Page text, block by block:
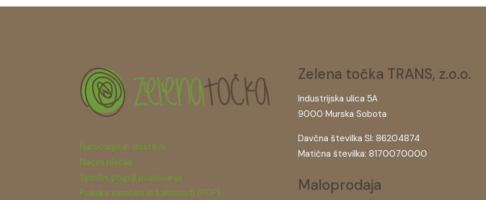
Naročanje in dostava
Načini plačila
Splošni pogoji poslovanja
Politika varnosti in kakovosti (PDF)
Zelena točka TRANS, z.o.o.
Industrijska ulica 5A
9000 Murska Sobota
Davčna številka SI: 86204874
Matična številka: 8170070000
Maloprodaja